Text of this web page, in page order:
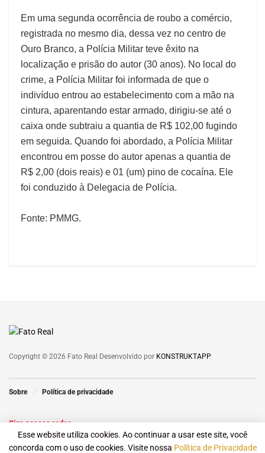
Em uma segunda ocorrência de roubo a comércio,
registrada no mesmo dia, dessa vez no centro de
Ouro Branco, a Polícia Militar teve êxito na
localização e prisão do autor (30 anos). No local do
crime, a Polícia Militar foi informada de que o
indivíduo entrou ao estabelecimento com a mão na
cintura, aparentando estar armado, dirigiu-se até o
caixa onde subtraiu a quantia de R$ 102,00 fugindo
em seguida. Quando foi abordado, a Polícia Militar
encontrou em posse do autor apenas a quantia de
R$ 2,00 (dois reais) e 01 (um) pino de cocaína. Ele
foi conduzido à Delegacia de Polícia.
Fonte: PMMG.
Copyright © 2026 Fato Real Desenvolvido por KONSTRUKTAPP.
Sobre Política de privacidade
Siga nossas redes
Esse website utiliza cookies. Ao continuar a usar este site, você
concorda com o uso de cookies. Visite nossa Política de Privacidade